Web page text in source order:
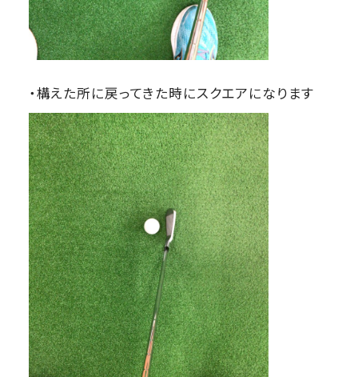
・構えた所に戻ってきた時にスクエアになります